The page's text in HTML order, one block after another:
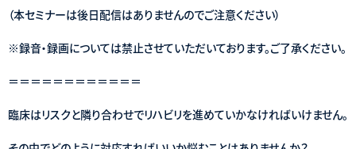
（本セミナーは後日配信はありませんのでご注意ください）
※録音・録画については禁止させていただいております。ご了承ください。
＝＝＝＝＝＝＝＝＝＝＝＝
臨床はリスクと隣り合わせでリハビリを進めていかなければいけません。